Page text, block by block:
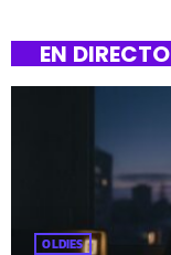
EN DIRECTO
OLDIES